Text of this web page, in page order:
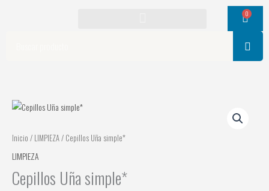
0
Cart
Inicio / LIMPIEZA/ Cepillos Uña simple*
LIMPIEZA
Cepillos Uña simple*